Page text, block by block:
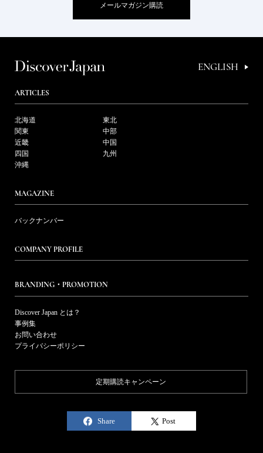
メールマガジン購読
ENGLISH
ARTICLES
北海道
東北
関東
中部
近畿
中国
四国
九州
沖縄
MAGAZINE
バックナンバー
COMPANY PROFILE
BRANDING・PROMOTION
Discover Japan とは？
事例集
お問い合わせ
プライバシーポリシー
定期購読キャンペーン
Share Post